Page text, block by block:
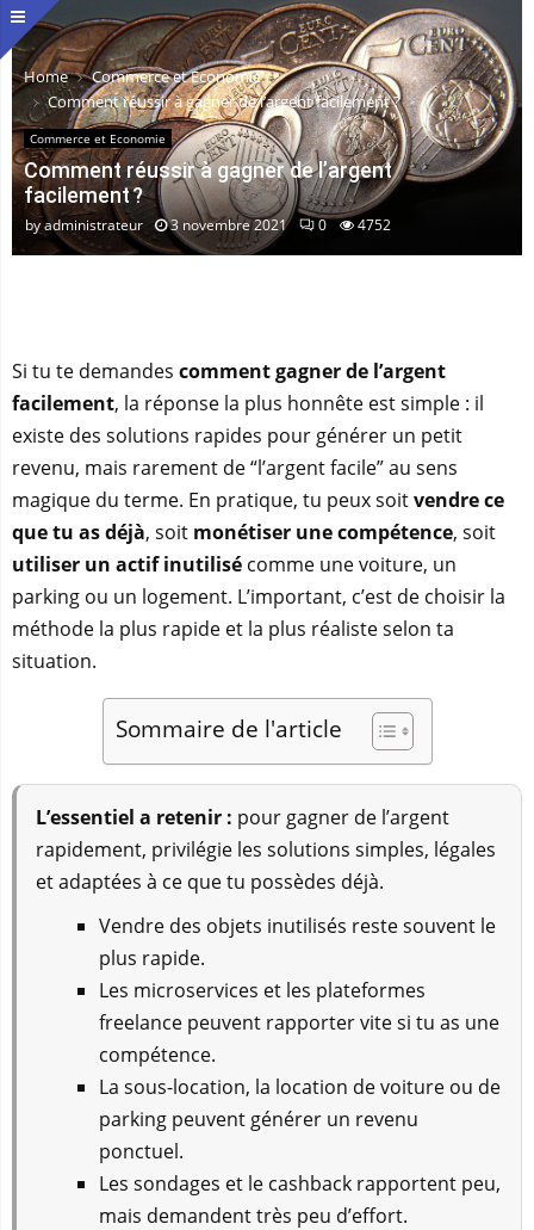
Home
Commerce et Economie
Comment réussir à gagner de l’argent facilement ?
Commerce et Economie
Comment réussir à gagner de l’argent
facilement ?
byadministrateur 3 novembre 2021 0 4752
Si tu te demandes comment gagner de l’argent
facilement, la réponse la plus honnête est simple : il
existe des solutions rapides pour générer un petit
revenu, mais rarement de “l’argent facile” au sens
magique du terme. En pratique, tu peux soitvendre ce
que tu as déjà, soit monétiser une compétence, soit
utiliser un actif inutilisé comme une voiture, un
parking ou un logement. L’important, c’est de choisir la
méthode la plus rapide et la plus réaliste selon ta
situation.
Sommaire de l'article
L’essentiel a retenir : pour gagner de l’argent
rapidement, privilégie les solutions simples, légales
et adaptées à ce que tu possèdes déjà.
Vendre des objets inutilisés reste souvent le
plus rapide.
Les microservices et les plateformes
freelance peuvent rapporter vite si tu as une
compétence.
La sous-location, la location de voiture ou de
parking peuvent générer un revenu
ponctuel.
Les sondages et le cashback rapportent peu,
mais demandent très peu d’effort.